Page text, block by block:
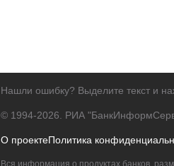
Нашли ошибку? Выделите текст и
© 1994-2026. РИА
О проектеПолитика
Вся информация о продуктах банков,